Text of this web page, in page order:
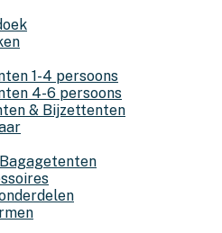
1-4 persoons
4-6 persoons
& Bijzettenten